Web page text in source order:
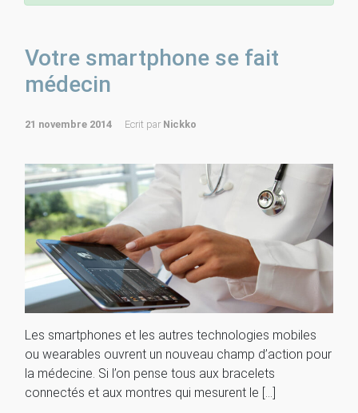
Votre smartphone se fait
médecin
21 novembre 2014 Ecrit par Nickko
Les smartphones et les autres technologies mobiles
ou wearables ouvrent un nouveau champ d’action pour
la médecine. Si l’on pense tous aux bracelets
connectés et aux montres qui mesurent le […]